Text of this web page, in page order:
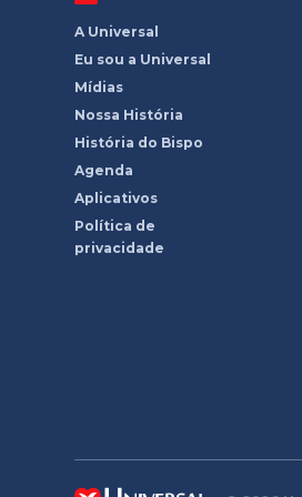
A Universal
Eu sou a Universal
Mídias
Nossa História
História do Bispo
Agenda
Aplicativos
Política de
privacidade